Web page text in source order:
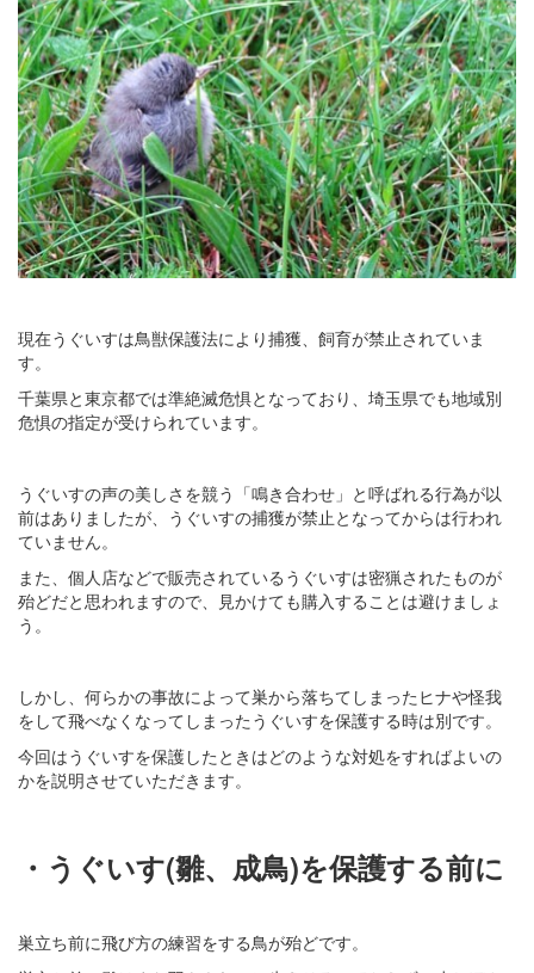
現在うぐいすは鳥獣保護法により捕獲、飼育が禁止されていま
す。
千葉県と東京都では準絶滅危惧となっており、埼玉県でも地域別
危惧の指定が受けられています。
うぐいすの声の美しさを競う「鳴き合わせ」と呼ばれる行為が以
前はありましたが、うぐいすの捕獲が禁止となってからは行われ
ていません。
また、個人店などで販売されているうぐいすは密猟されたものが
殆どだと思われますので、見かけても購入することは避けましょ
う。
しかし、何らかの事故によって巣から落ちてしまったヒナや怪我
をして飛べなくなってしまったうぐいすを保護する時は別です。
今回はうぐいすを保護したときはどのような対処をすればよいの
かを説明させていただきます。
・うぐいす(雛、成鳥)を保護する前に
巣立ち前に飛び方の練習をする鳥が殆どです。